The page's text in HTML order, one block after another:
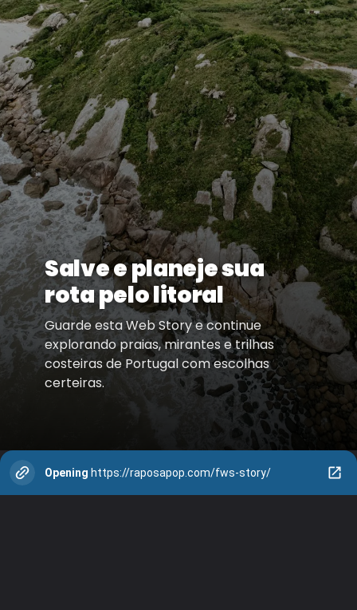
Salve e planeje sua
rota pelo litoral
Guarde esta Web Story e continue
explorando praias, mirantes e trilhas
costeiras de Portugal com escolhas
certeiras.
Opening https://raposapop.com/fws-story/